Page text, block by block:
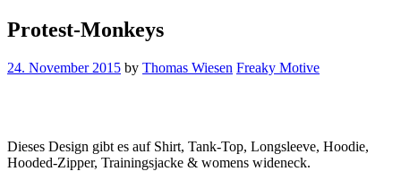
Protest-Monkeys
24. November 2015 by Thomas Wiesen Freaky Motive
Dieses Design gibt es auf Shirt, Tank-Top, Longsleeve, Hoodie,
Hooded-Zipper, Trainingsjacke & womens wideneck.